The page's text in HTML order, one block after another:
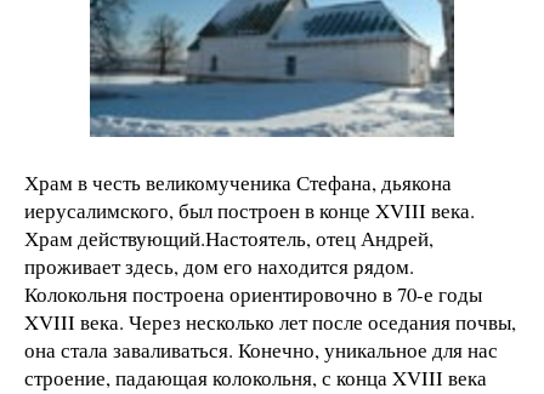
Храм в честь великомученика Стефана, дьякона
иерусалимского, был построен в конце XVIII века.
Храм действующий.Настоятель, отец Андрей,
проживает здесь, дом его находится рядом.
Колокольня построена ориентировочно в 70-е годы
XVIII века. Через несколько лет после оседания почвы,
она стала заваливаться. Конечно, уникальное для нас
строение, падающая колокольня, с конца XVIII века